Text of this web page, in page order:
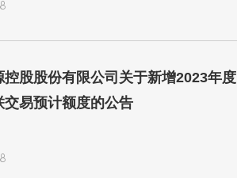
控股股份有限公司关于新增2023年度
交易预计额度的公告